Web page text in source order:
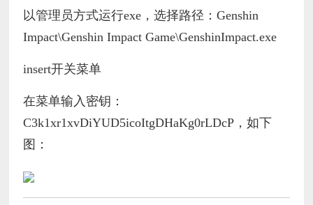
以管理员方式运行exe，选择路径：Genshin
Impact\Genshin Impact Game\GenshinImpact.exe
insert开关菜单
在菜单输入密钥：
C3k1xr1xvDiYUD5icoItgDHaKg0rLDcP，如下
图：